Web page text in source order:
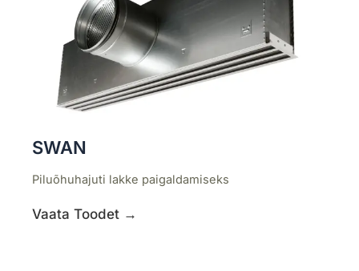
SWAN
Piluõhuhajuti lakke paigaldamiseks
Vaata Toodet →